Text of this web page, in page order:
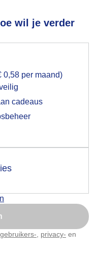
wil je verder
0,58 per maand)
cadeaus
gebruikers- privacy- en
2024, 85x bekeken
voor het
op hebt gegeven,
je browser waarin
popup
later
passen